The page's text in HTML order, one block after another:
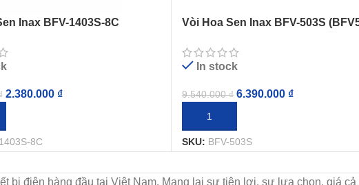
Inax BFV-1403S-8C
2.380.000 ₫
GIỎ HÀNG
8C
Vòi Hoa Sen Inax BFV-503S
In stock
9.540.000₫ 6.390.000 ₫
THÊM VÀO GIỎ HÀNG
SKU: BFV-503S
bị điện hàng đầu tại Việt Nam. Mang lại sự tiện lợi, sự lựa chọn, giá